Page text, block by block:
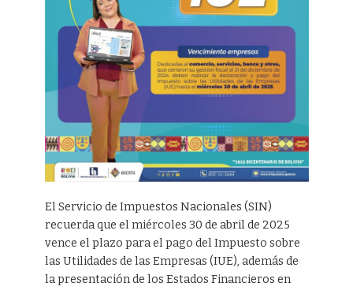
El Servicio de Impuestos Nacionales (SIN)
recuerda que el miércoles 30 de abril de 2025
vence el plazo para el pago del Impuesto sobre
las Utilidades de las Empresas (IUE), además de
la presentación de los Estados Financieros en